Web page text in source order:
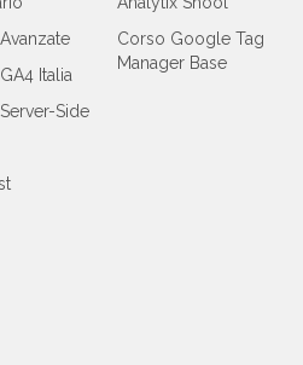
Italia
Side
Corso Google Tag
Manager Base